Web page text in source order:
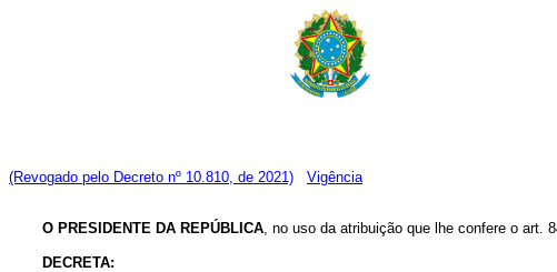
(Revogado pelo Decreto nº 10.810, de 2021) Vigência
O PRESIDENTE DA REPÚBLICA, no uso da atribuição que lhe confere o art.
DECRETA: